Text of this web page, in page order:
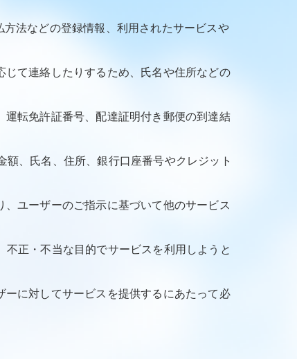
法などの登録情報、利用されたサービスや
て連絡したりするため、氏名や住所などの
転免許証番号、配達証明付き郵便の到達結
、氏名、住所、銀行口座番号やクレジット
ユーザーのご指示に基づいて他のサービス
正・不当な目的でサービスを利用しようと
に対してサービスを提供するにあたって必